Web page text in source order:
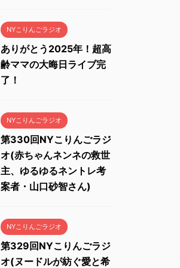
NYこりんごラジオ
ありがとう2025年！超高
齢ママの大晦日ライブ完
了！
NYこりんごラジオ
第330回NYこりんごラジ
オ(赤ちゃんネンネの救世
主、ゆるゆるネントレ考
案者・山口砂智さん)
NYこりんごラジオ
第329回NYこりんごラジ
オ(ヌードルが紡ぐ愛と希